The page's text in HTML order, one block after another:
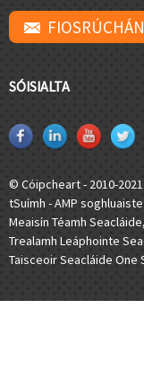
SÓISIALTA
© Cóipcheart - 2010-
tSuímh -AMP soghluaiste
Meaisín Téamh Seacláide,
Trealamh Leáphointe
Taisceoir Seacláide One